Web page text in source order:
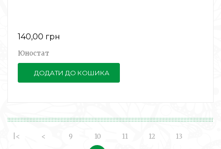
140,00 грн
Юностат
ДОДАТИ ДО КОШИКА
|< < 9 10 11 12 13